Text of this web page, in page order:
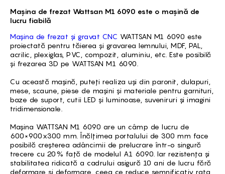
Mașina de frezat Wattsan M1 6090 este o mașină de
lucru fiabilă
Mașina de frezat și gravat CNC WATTSAN M1 6090 este
proiectată pentru tăierea și gravarea lemnului, MDF, PAL,
acrilic, plexiglas, PVC, compozit, aluminiu, etc. Este posibilă
și frezarea 3D pe WATTSAN M1 6090.
Cu această mașină, puteți realiza uși din paronit, dulapuri,
mese, scaune, piese de mașini și materiale pentru garnituri,
baze de suport, cutii LED și luminoase, suveniruri și imagini
tridimensionale.
Mașina WATTSAN M1 6090 are un câmp de lucru de
600×900x300 mm. Înălțimea portalului de 300 mm face
posibilă creșterea adâncimii de prelucrare într-o singură
trecere cu 20% față de modelul A1 6090. Iar rezistența și
stabilitatea ridicată a cadrului asigură 10 ani de lucru fără
deformare și deformare, ceea ce reduce semnificativ rata